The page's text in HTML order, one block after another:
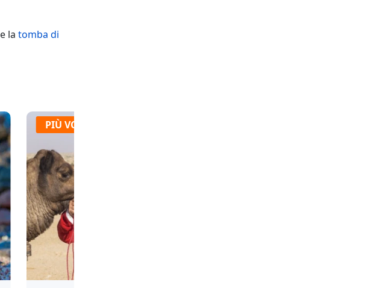
e la tomba di
PIÙ VOTATI